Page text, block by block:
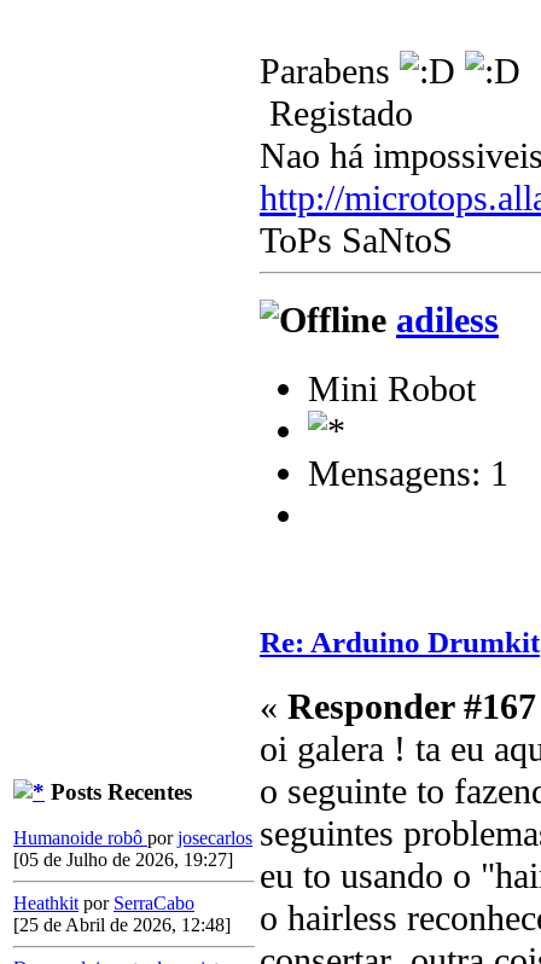
Posts Recentes
Humanoide robô porjosecarlos
[05 de Julho de 2026, 19:27]
Heathkit por SerraCabo
[25 de Abril de 2026, 12:48]
Parabens
Registado
Nao há
http://
ToPs SaNtoS
adiless
Mini Robot
Mensagens: 1
Re: Arduino Drumkit
« Responder
oi galera ! ta eu
o seguinte to
seguintes
eu to usando o
o hairless